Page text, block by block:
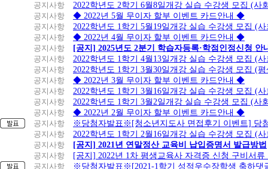
공지사항
2022학년도 2학기 6월8일개강 실습 수강생 모집 (사
공지사항
◆ 2022년 5월 무이자 할부 이벤트 카드안내 ◆
공지사항
2022학년도 1학기 5월19일개강 실습 수강생 모집 (
공지사항
◆ 2022년 4월 무이자 할부 이벤트 카드안내 ◆
공지사항
[공지] 2025년도 2분기 학습자등록·학점인정신청 안
공지사항
2022학년도 1학기 4월13일개강 실습 수강생 모집 (
공지사항
2022학년도 1학기 3월30일개강 실습 수강생 모집 (
공지사항
◆ 2022년 3월 무이자 할부 이벤트 카드안내 ◆
공지사항
2022학년도 1학기 3월16일개강 실습 수강생 모집 (
공지사항
2022학년도 1학기 3월2일개강 실습 수강생 모집 (사
공지사항
◆ 2022년 2월 무이자 할부 이벤트 카드안내 ◆
공지사항
※당첨자발표※[청소년지도사 면접후기 이벤트] 당
공지사항
2022학년도 1학기 2월16일개강 실습 수강생 모집 (
공지사항
[공지] 2021년 연말정산 교육비 납입증명서 발급방법
공지사항
[공지] 2022년 1차 평생교육사 자격증 신청 구비서류
공지사항
※당첨자발표※[2021-1학기 성적우수장학생 축하댓